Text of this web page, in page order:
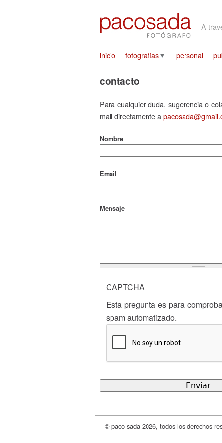
A
contacto
Para cualquier duda, sugerencia o
mail directamente a
Nombre
Email
Mensaje
CAPTCHA
Esta pregunta es para
spam automatizado.
inicio fotografías personal
© paco sada 2026, todos los derechos